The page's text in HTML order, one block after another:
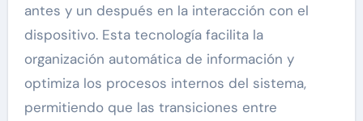
antes y un después en la interacción con el
dispositivo. Esta tecnología facilita la
organización automática de información y
optimiza los procesos internos del sistema,
permitiendo que las transiciones entre